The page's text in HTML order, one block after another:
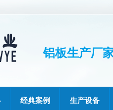
铝板生产厂
经典案例 生产设备